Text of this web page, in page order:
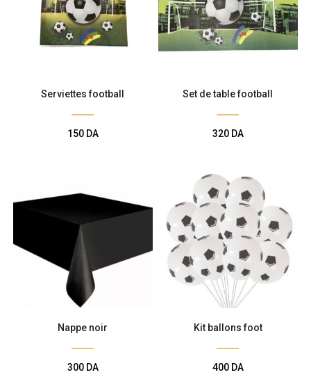
Serviettes football
150 DA
Set de table football
320 DA
Nappe noir
300 DA
Kit ballons foot
400 DA